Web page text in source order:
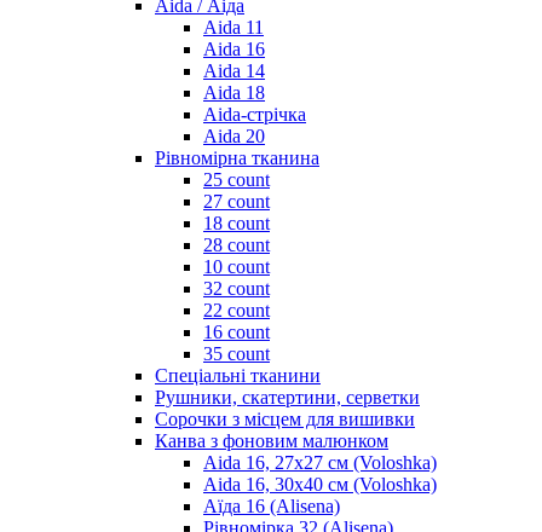
Aida / Аіда
Aida 11
Aida 16
Aida 14
Aida 18
Aida-стрічка
Aida 20
Рівномірна тканина
25 count
27 count
18 count
28 count
10 count
32 count
22 count
16 count
35 count
Спеціальні тканини
Рушники, скатертини, серветки
Сорочки з місцем для вишивки
Канва з фоновим малюнком
Aida 16, 27х27 см (Voloshka)
Aida 16, 30х40 см (Voloshka)
Аїда 16 (Alisena)
Рівномірка 32 (Alisena)